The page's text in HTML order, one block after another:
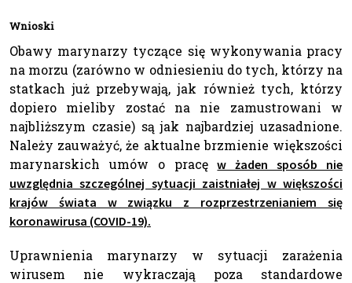
Wnioski
Obawy marynarzy tyczące się wykonywania pracy
na morzu (zarówno w odniesieniu do tych, którzy na
statkach już przebywają, jak również tych, którzy
dopiero mieliby zostać na nie zamustrowani w
najbliższym czasie) są jak najbardziej uzasadnione.
Należy zauważyć, że aktualne brzmienie większości
marynarskich umów o pracęw żaden sposób nie
uwzględnia szczególnej sytuacji zaistniałej w większości
krajów świata w związku z rozprzestrzenianiem się
koronawirusa (COVID-19).
Uprawnienia marynarzy w sytuacji zarażenia
wirusem nie wykraczają poza standardowe